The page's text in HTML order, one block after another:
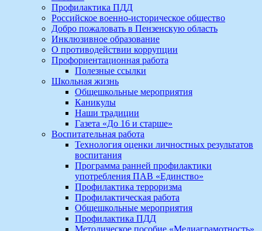
Профилактика ПДД
Российское военно-историческое общество
Добро пожаловать в Пензенскую область
Инклюзивное образование
О противодействии коррупции
Профориентационная работа
Полезные ссылки
Школьная жизнь
Общешкольные мероприятия
Каникулы
Наши традиции
Газета «До 16 и старше»
Воспитательная работа
Технология оценки личностных результатов
воспитания
Программа ранней профилактики
употребления ПАВ «Единство»
Профилактика терроризма
Профилактическая работа
Общешкольные мероприятия
Профилактика ПДД
Методическое пособие «Медиаграмотность»